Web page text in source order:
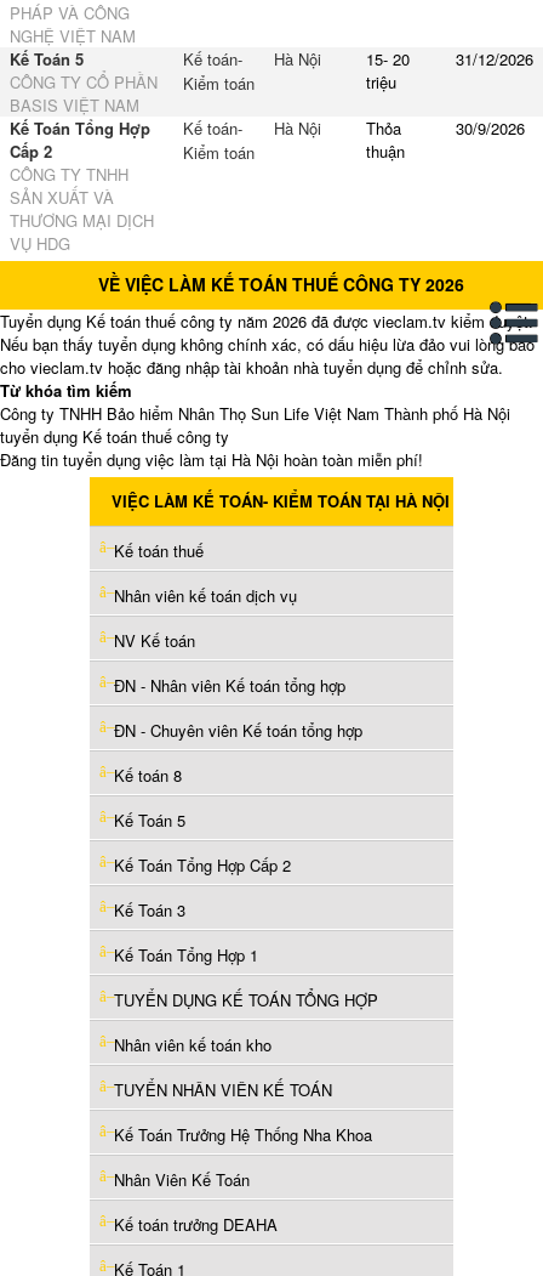
PHÁP VÀ CÔNG
NGHỆ VIỆT NAM
Kế Toán 5
CÔNG TY CỔ PHẦN
BASIS VIỆT NAM
Kế toán-
Kiểm toán
Hà Nội
15- 20
triệu
31/12/2026
Kế Toán Tổng Hợp
Cấp 2
CÔNG TY TNHH
SẢN XUẤT VÀ
THƯƠNG MẠI DỊCH
VỤ HDG
Kế toán-
Kiểm toán
Hà Nội
Thỏa
thuận
30/9/2026
VỀ VIỆC LÀM KẾ TOÁN THUẾ CÔNG TY 2026
Tuyển dụng Kế toán thuế công ty năm 2026 đã được vieclam.tv kiểm duyệt.
Nếu bạn thấy tuyển dụng không chính xác, có dấu hiệu lừa đảo vui lòng báo
cho vieclam.tv hoặc đăng nhập tài khoản nhà tuyển dụng để chỉnh sửa.
Từ khóa tìm kiếm
Công ty TNHH Bảo hiểm Nhân Thọ Sun Life Việt Nam Thành phố Hà Nội
tuyển dụng Kế toán thuế công ty
Đăng tin tuyển dụng việc làm tại Hà Nội hoàn toàn miễn phí!
VIỆC LÀM KẾ TOÁN- KIỂM TOÁN TẠI HÀ NỘI
Kế toán thuế
Nhân viên kế toán dịch vụ
NV Kế toán
ĐN - Nhân viên Kế toán tổng hợp
ĐN - Chuyên viên Kế toán tổng hợp
Kế toán 8
Kế Toán 5
Kế Toán Tổng Hợp Cấp 2
Kế Toán 3
Kế Toán Tổng Hợp 1
TUYỂN DỤNG KẾ TOÁN TỔNG HỢP
Nhân viên kế toán kho
TUYỂN NHÂN VIÊN KẾ TOÁN
Kế Toán Trưởng Hệ Thống Nha Khoa
Nhân Viên Kế Toán
Kế toán trưởng DEAHA
Kế Toán 1